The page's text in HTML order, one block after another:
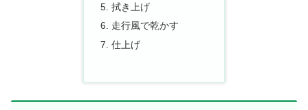
拭き上げ
走行風で乾かす
仕上げ